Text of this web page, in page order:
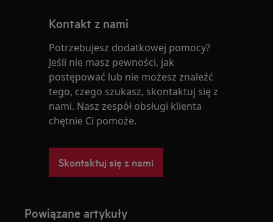
Kontakt z nami
Potrzebujesz dodatkowej pomocy?
Jeśli nie masz pewności, jak
postępować lub nie możesz znaleźć
tego, czego szukasz, skontaktuj się z
nami. Nasz zespół obsługi klienta
chętnie Ci pomoże.
Skontaktuj się z nami
Powiązane artykuły